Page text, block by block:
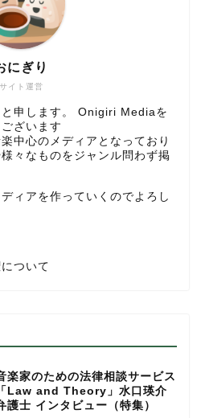
サイト運営
にぎり
申します。 Onigiri Mediaを
ざいます
中心のメディアとなっており
々なものをジャンル問わず掲
ィアを作っていくのでよろし
ついて
楽家のための法律相談サービス
「Law and Theory」水口瑛介
護士 インタビュー（特集）